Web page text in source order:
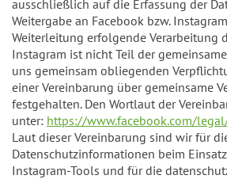
ausschließlich auf die Erfassung der
Weitergabe an Facebook bzw.
Weiterleitung erfolgende Verarbeitung
Instagram ist nicht Teil der
uns gemeinsam obliegenden
einer Vereinbarung über gemeinsame
festgehalten. Den Wortlaut der
unter: https://www.facebook.com/
Laut dieser Vereinbarung sind wir für
Datenschutzinformationen beim
Instagram-Tools und für die